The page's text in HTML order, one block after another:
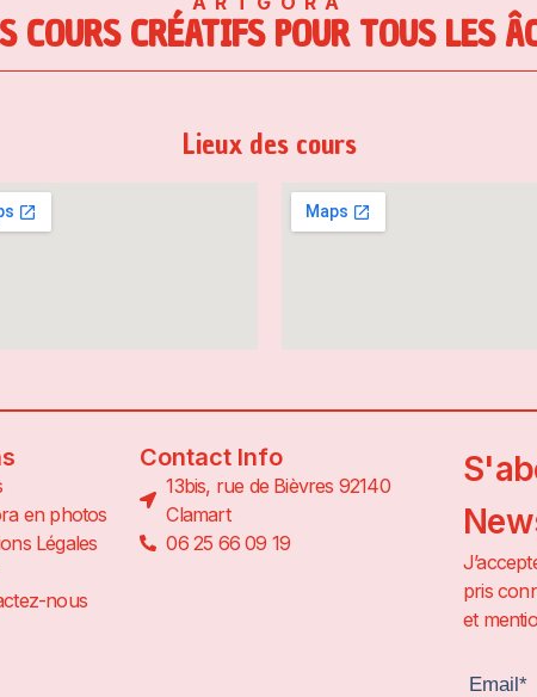
COURS CRÉATIFS POUR TOUS LES
Lieux des cours
en photos
Légales
nous
Contact Info
13bis, rue de Bièvres 92140
Clamart
06 25 66 09 19
pris
et
Email*